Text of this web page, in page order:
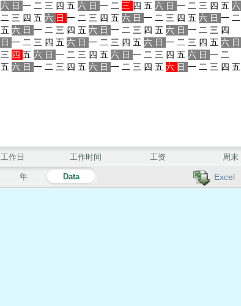
Excel
六 日 一 二 三 四 五 六 日 一 二 三 四 五 六 日 一 二 三 四 五 六
二 三 四 五 六 日 一 二 三 四 五 六 日 一 二 三 四 五 六 日 一 二
五 六 日 一 二 三 四 五 六 日 一 二 三 四 五 六 日 一 二 三 四
日 一 二 三 四 五 六 日 一 二 三 四 五 六 日 一 二 三 四 五 六 日
三 四 五 六 日 一 二 三 四 五 六 日 一 二 三 四 五 六 日 一 二
五 六 日 一 二 三 四 五 六 日 一 二 三 四 五 六 日 一 二 三 四 五
年 Data
工作日 工作时间 工资 周末